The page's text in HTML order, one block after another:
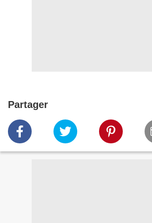
Partager